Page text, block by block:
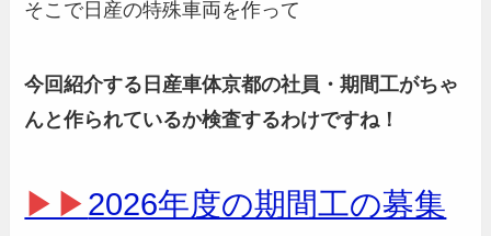
そこで日産の特殊車両を作って
今回紹介する日産車体京都の社員・期間工がちゃ
んと作られているか検査するわけですね！
▶▶2026年度の期間工の募集